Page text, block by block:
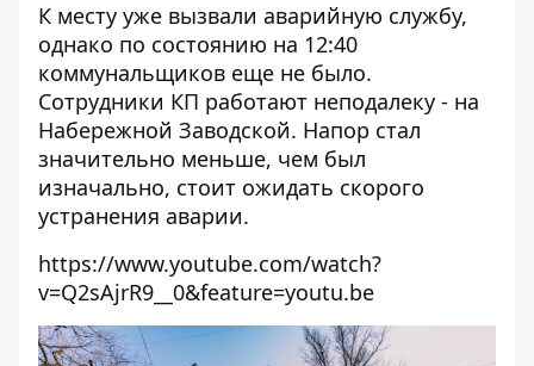
К месту уже вызвали аварийную службу,
однако по состоянию на 12:40
коммунальщиков еще не было.
Сотрудники КП работают неподалеку - на
Набережной Заводской. Напор стал
значительно меньше, чем был
изначально, стоит ожидать скорого
устранения аварии.
https://www.youtube.com/watch?
v=Q2sAjrR9__0&feature=youtu.be